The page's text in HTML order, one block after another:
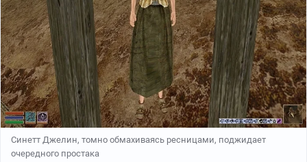
Синетт Джелин, томно обмахиваясь ресницами, поджидает
очередного простака